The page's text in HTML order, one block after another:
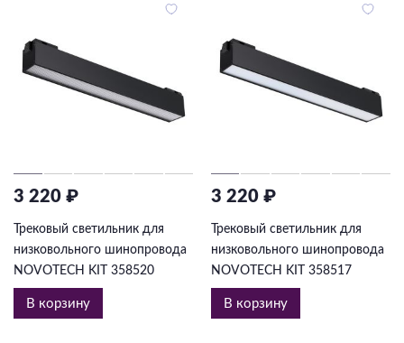
3 220 ₽
Трековый светильник для
низковольного шинопровода
NOVOTECH KIT 358520
В корзину
3 220 ₽
Трековый светильник для
низковольного шинопровода
NOVOTECH KIT 358517
В корзину